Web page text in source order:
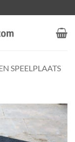
SPEELPLAATS